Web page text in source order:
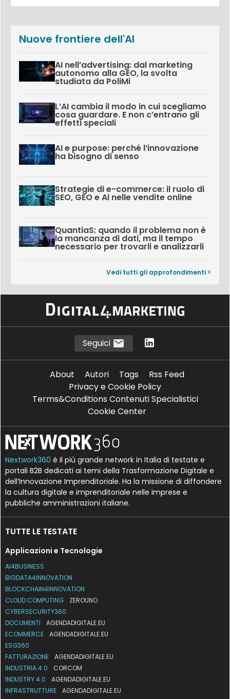
Nuove frontiere dell'AI
AI nell’advertising: dal marketing
autonomo alla GEO, la svolta
studiata da PoliMi
L’AI cambia il modo in cui scegliamo
cosa guardare. E non c’entrano gli
effetti speciali
AI e purpose: perché l’innovazione
ha bisogno di senso
Strategie di e-commerce: il ruolo di
SEO, GEO e AI nelle vendite online
QuantiaS: quando il problema non è
la mancanza di dati, ma il tempo
necessario per trovarli e analizzarli
Vedi tutti gli approfondimenti >
Seguici
About Autori Tags
Rss Feed
Privacy e Cookie Policy
Terms&Conditions Contenuti Specialistici
Cookie Center
Nextwork360 è il più grande network in Italia di testate e
portali B2B dedicati ai temi della Trasformazione Digitale e
dell’Innovazione Imprenditoriale. Ha la missione di diffondere
la cultura digitale e imprenditoriale nelle imprese e
pubbliche amministrazioni italiane.
TUTTE LE TESTATE
Applicazioni e Tecnologie
AI4BUSINESS
BIGDATA4INNOVATION
BLOCKCHAIN4INNOVATION
CLOUD COMPUTING
ZEROUNO
CYBERSECURITY360
DOCUMENTI
AGENDADIGITALE.EU
ECOMMERCE
AGENDADIGITALE.EU
ESG360
FATTURAZIONE
AGENDADIGITALE.EU
INDUSTRIA 4.0
CORCOM
INDUSTRY 4.0
AGENDADIGITALE.EU
INFRASTRUTTURE
AGENDADIGITALE.EU